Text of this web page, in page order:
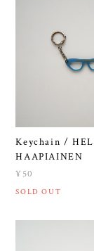
Keychain /
HAAPIAINEN
¥50
SOLD OUT